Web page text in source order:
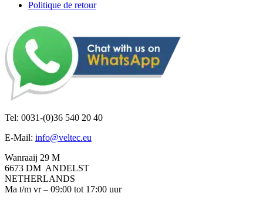
Politique de retour
Tel: 0031-(0)36 540 20 40
E-Mail: info@veltec.eu
Wanraaij 29 M
6673 DM ANDELST
NETHERLANDS
Ma t/m vr – 09:00 tot 17:00 uur